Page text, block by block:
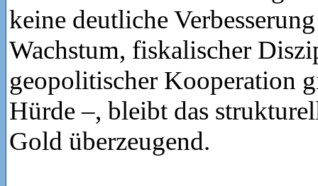
keine deutliche
Wachstum, fiskalischer
geopolitischer Kooperation
Hürde –, bleibt das
Gold überzeugend.